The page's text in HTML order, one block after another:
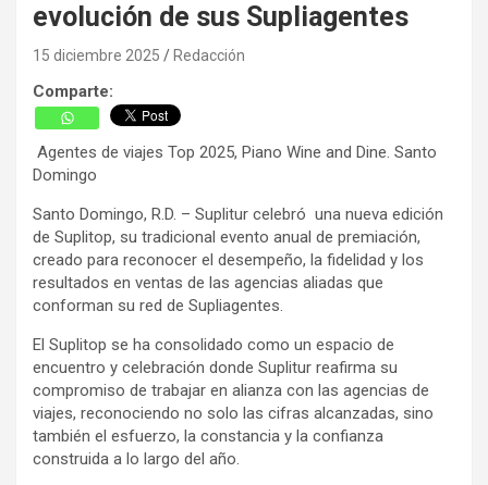
evolución de sus Supliagentes
15 diciembre 2025 Redacción
Comparte:
Agentes de viajes Top 2025, Piano Wine and Dine. Santo
Domingo
Santo Domingo, R.D. – Suplitur celebró una nueva edición
de Suplitop, su tradicional evento anual de premiación,
creado para reconocer el desempeño, la fidelidad y los
resultados en ventas de las agencias aliadas que
conforman su red de Supliagentes.
El Suplitop se ha consolidado como un espacio de
encuentro y celebración donde Suplitur reafirma su
compromiso de trabajar en alianza con las agencias de
viajes, reconociendo no solo las cifras alcanzadas, sino
también el esfuerzo, la constancia y la confianza
construida a lo largo del año.